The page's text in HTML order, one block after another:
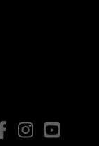
FacebookInstagram